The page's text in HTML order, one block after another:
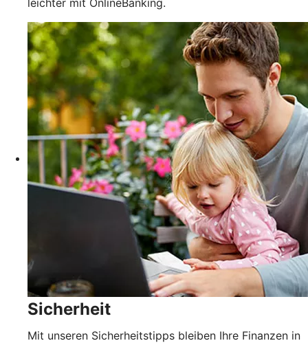
Sicherheit
Mit unseren Sicherheitstipps bleiben Ihre Finanzen in